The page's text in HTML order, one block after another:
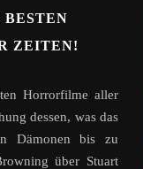
BESTEN
ZEITEN!
Horrorfilme aller
dessen, was das
Dämonen bis zu
über Stuart